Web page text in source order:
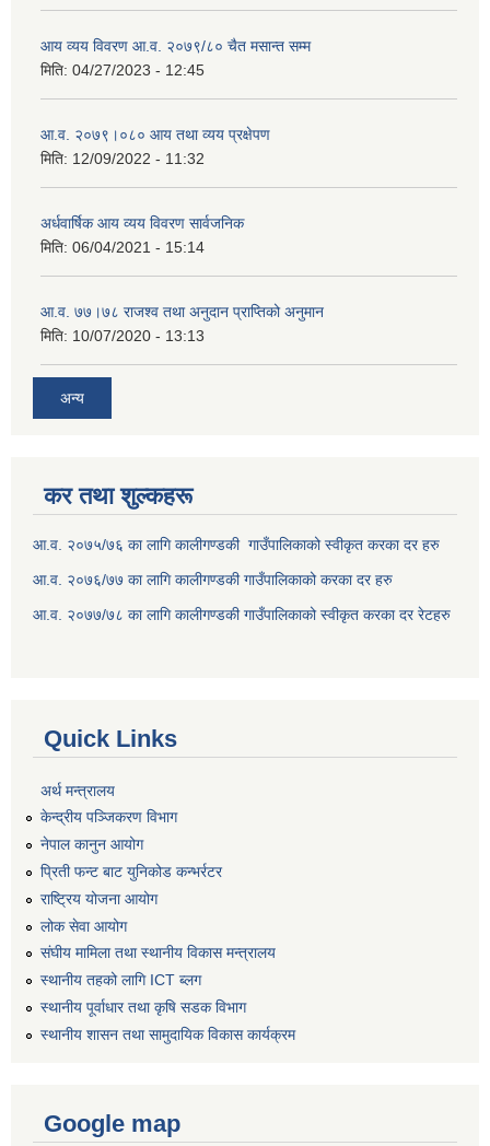
आय व्यय विवरण आ.व. २०७९/८० चैत मसान्त सम्म
मिति: 04/27/2023 - 12:45
आ.व. २०७९।०८० आय तथा व्यय प्रक्षेपण
मिति: 12/09/2022 - 11:32
अर्धवार्षिक आय व्यय विवरण सार्वजनिक
मिति: 06/04/2021 - 15:14
आ.व. ७७।७८ राजश्व तथा अनुदान प्राप्तिको अनुमान
मिति: 10/07/2020 - 13:13
अन्य
कर तथा शुल्कहरू
आ.व. २०७५/७६ का लागि कालीगण्डकी गाउँपालिकाको स्वीकृत करका दर हरु
आ.व. २०७६/७७ का लागि कालीगण्डकी गाउँपालिकाको करका दर हरु
आ.व. २०७७/७८ का लागि कालीगण्डकी गाउँपालिकाको स्वीकृत करका दर रेटहरु
Quick Links
अर्थ मन्त्रालय
केन्द्रीय पञ्जिकरण विभाग
नेपाल कानुन आयोग
प्रिती फन्ट बाट युनिकोड कन्भर्रटर
राष्ट्रिय योजना आयोग
लोक सेवा आयोग
संघीय मामिला तथा स्थानीय विकास मन्त्रालय
स्थानीय तहको लागि ICT ब्लग
स्थानीय पूर्वाधार तथा कृषि सडक विभाग
स्थानीय शासन तथा सामुदायिक विकास कार्यक्रम
Google map